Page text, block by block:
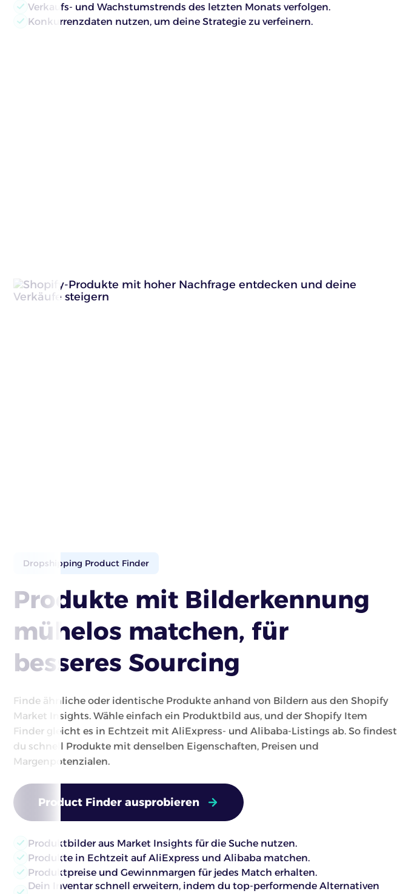
Verkaufs- und Wachstumstrends des letzten Monats verfolgen.
Konkurrenzdaten nutzen, um deine Strategie zu verfeinern.
Dropshipping Product Finder
Produkte mit Bilderkennung
mühelos matchen, für
besseres Sourcing
Finde ähnliche oder identische Produkte anhand von Bildern aus den Shopify
Market Insights. Wähle einfach ein Produktbild aus, und der Shopify Item
Finder gleicht es in Echtzeit mit AliExpress- und Alibaba-Listings ab. So findest
du schnell Produkte mit denselben Eigenschaften, Preisen und
Margenpotenzialen.
Product Finder ausprobieren
Produktbilder aus Market Insights für die Suche nutzen.
Produkte in Echtzeit auf AliExpress und Alibaba matchen.
Produktpreise und Gewinnmargen für jedes Match erhalten.
Dein Inventar schnell erweitern, indem du top-performende Alternativen